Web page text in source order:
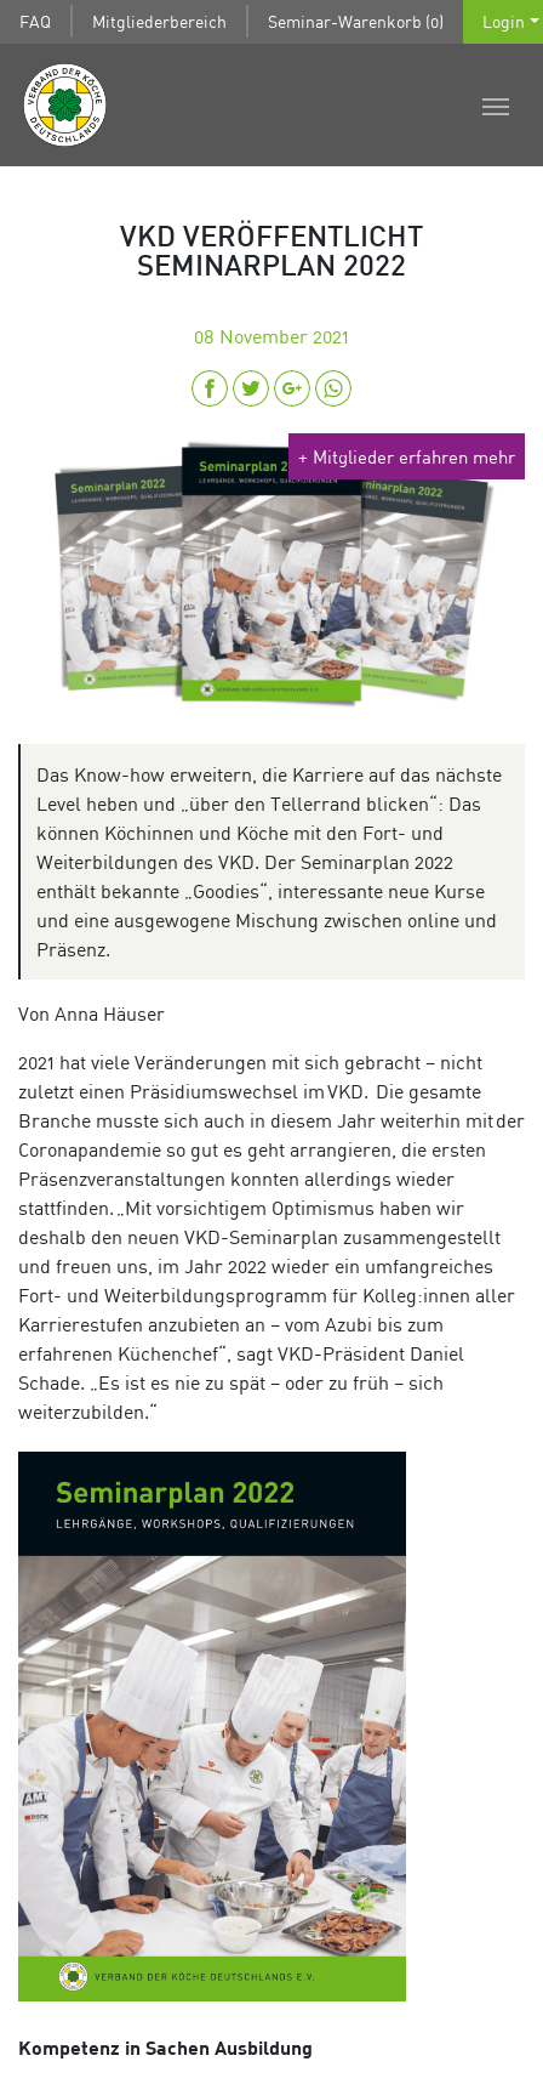
FAQ Mitgliederbereich Seminar-Warenkorb (0) Login
VKD VERÖFFENTLICHT
SEMINARPLAN 2022
08 November 2021
+ Mitglieder erfahren mehr
Das Know-how erweitern, die Karriere auf das nächste
Level heben und „über den Tellerrand blicken“: Das
können Köchinnen und Köche mit den Fort- und
Weiterbildungen des VKD. Der Seminarplan 2022
enthält bekannte „Goodies“, interessante neue Kurse
und eine ausgewogene Mischung zwischen online und
Präsenz.
Von Anna Häuser
2021 hat viele Veränderungen mit sich gebracht – nicht
zuletzt einen Präsidiumswechsel im VKD. Die gesamte
Branche musste sich auch in diesem Jahr weiterhin mit der
Coronapandemie so gut es geht arrangieren, die ersten
Präsenzveranstaltungen konnten allerdings wieder
stattfinden. „Mit vorsichtigem Optimismus haben wir
deshalb den neuen VKD-Seminarplan zusammengestellt
und freuen uns, im Jahr 2022 wieder ein umfangreiches
Fort- und Weiterbildungsprogramm für Kolleg:innen aller
Karrierestufen anzubieten an – vom Azubi bis zum
erfahrenen Küchenchef“, sagt VKD-Präsident Daniel
Schade. „Es ist es nie zu spät – oder zu früh – sich
weiterzubilden.“
Kompetenz in Sachen Ausbildung